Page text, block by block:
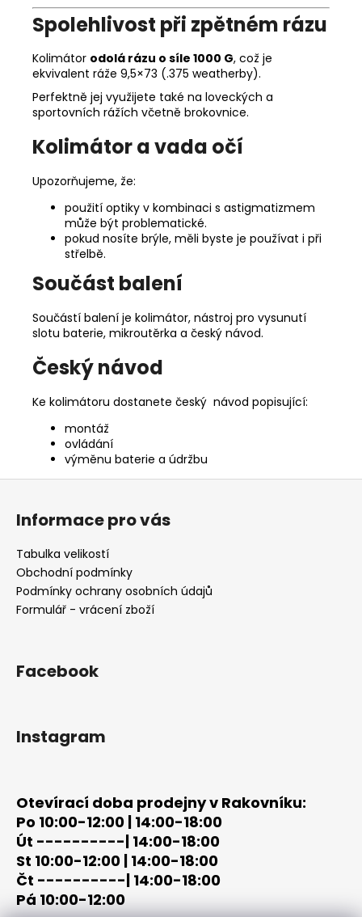
Spolehlivost při zpětném rázu
Kolimátor odolá rázu o síle 1000 G, což je
ekvivalent ráže 9,5×73 (.375 weatherby).
Perfektně jej využijete také na loveckých a
sportovních rážích včetně brokovnice.
Kolimátor a vada očí
Upozorňujeme, že:
použití optiky v kombinaci s astigmatizmem
může být problematické.
pokud nosíte brýle, měli byste je používat i při
střelbě.
Součást balení
Součástí balení je kolimátor, nástroj pro vysunutí
slotu baterie, mikroutěrka a český návod.
Český návod
Ke kolimátoru dostanete český návod popisující:
montáž
ovládání
výměnu baterie a údržbu
Z
Informace pro vás
Tabulka velikostí
Obchodní podmínky
Podmínky ochrany osobních údajů
Formulář - vrácení zboží
Facebook
Instagram
Otevírací doba prodejny v Rakovníku:
Po 10:00-12:00 | 14:00-18:00
Út ----------| 14:00-18:00
St 10:00-12:00 | 14:00-18:00
Čt ----------| 14:00-18:00
Pá 10:00-12:00